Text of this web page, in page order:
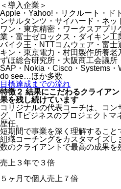
＜導入企業＞
Apple・Yahoo!・リクルート・ド
ンサルタンツ・サイハード・ネッ
ワン・東京精密・ワークスアプ
業・富士ゼロックス・ダイキン工
バイク王・NTTコムウェア・富士
キン・東京電力・村田製作所養
ずほ総合研究所・大阪商工会議所
SAP・Nokia・Cisco・Systems
do see…ほか多数
目標達成までの流れ
特徴２ 結果にこだわるクライア
果を残し続けています
コリジナルの代表コーチは、コ
グ、ITビジネスのプロジェクトマ
歴任。
短期間で事業を深く理解すること
組織コーチングをカスタマイズ
数のクライアントで最高の成果を
売上３年で３倍
５ヶ月で個人売上 ７倍